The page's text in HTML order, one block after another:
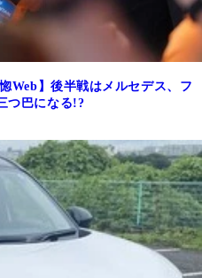
Web】後半戦はメルセデス、フ
つ巴になる!?